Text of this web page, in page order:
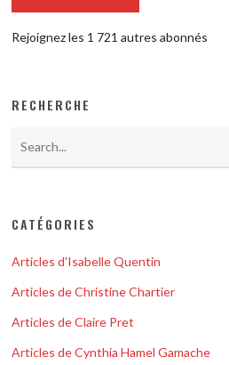
Rejoignez les 1 721 autres abonnés
RECHERCHE
CATÉGORIES
Articles d'Isabelle Quentin
Articles de Christine Chartier
Articles de Claire Pret
Articles de Cynthia Hamel Gamache